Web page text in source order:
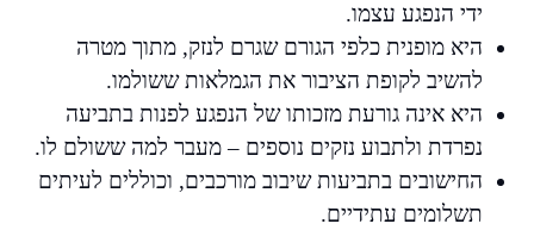
ידי הנפגע עצמו.
היא מופנית כלפי הגורם שגרם לנזק, מתוך מטרה
להשיב לקופת הציבור את הגמלאות ששולמו.
היא אינה גורעת מזכותו של הנפגע לפנות בתביעה
נפרדת ולתבוע נזקים נוספים – מעבר למה ששולם לו.
החישובים בתביעות שיבוב מורכבים, וכוללים לעיתים
תשלומים עתידיים.